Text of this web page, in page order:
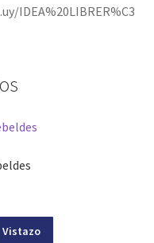
IDEA%20LIBRER%C3
Vistazo